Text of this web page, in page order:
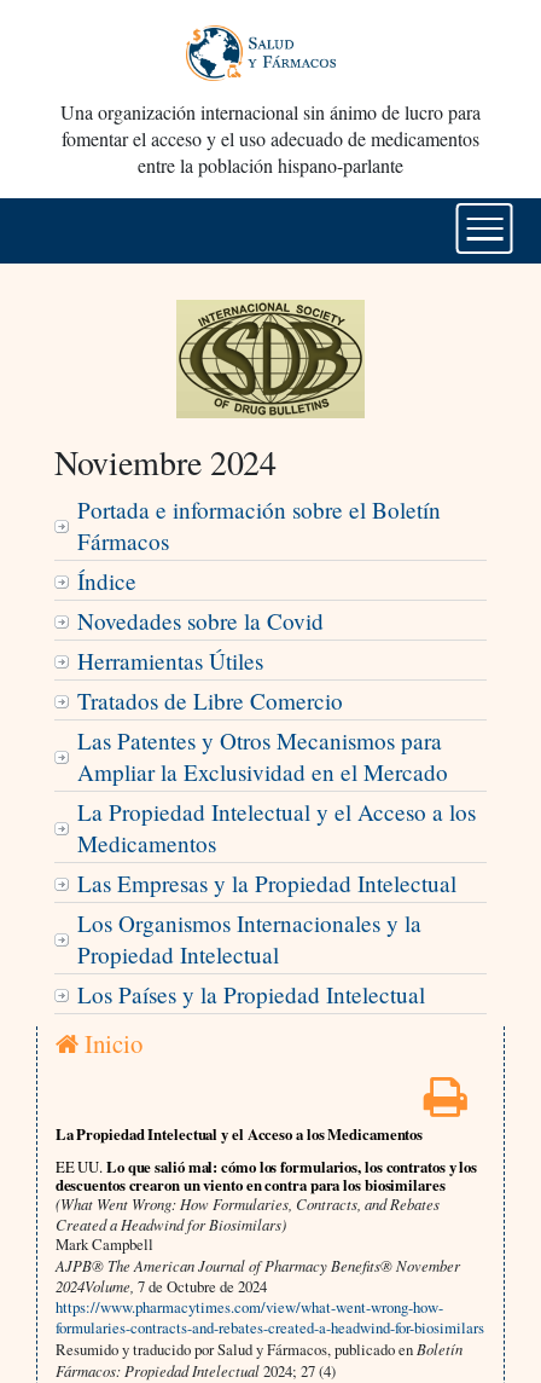
Una organización internacional sin ánimo de lucro para
fomentar el acceso y el uso adecuado de medicamentos
entre la población hispano-parlante
Noviembre 2024
Portada e información sobre el Boletín
Fármacos
Índice
Novedades sobre la Covid
Herramientas Útiles
Tratados de Libre Comercio
Las Patentes y Otros Mecanismos para
Ampliar la Exclusividad en el Mercado
La Propiedad Intelectual y el Acceso a los
Medicamentos
Las Empresas y la Propiedad Intelectual
Los Organismos Internacionales y la
Propiedad Intelectual
Los Países y la Propiedad Intelectual
Inicio
La Propiedad Intelectual y el Acceso a los Medicamentos
EE UU.Lo que salió mal: cómo los formularios, los contratos y los
descuentos crearon un viento en contra para los biosimilares
(What Went Wrong: How Formularies, Contracts, and Rebates
Created a Headwind for Biosimilars)
Mark Campbell
AJPB® The American Journal of Pharmacy Benefits® November
2024Volume, 7 de Octubre de 2024
https://www.pharmacytimes.com/view/what-went-wrong-how-
formularies-contracts-and-rebates-created-a-headwind-for-biosimilars
Resumido y traducido por Salud y Fármacos, publicado en Boletín
Fármacos: Propiedad Intelectual2024; 27 (4)